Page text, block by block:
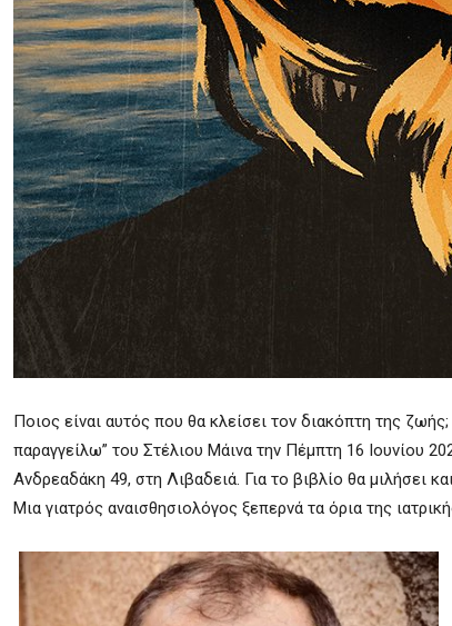
Ποιος είναι αυτός που θα κλείσει τον διακόπτη της
παραγγείλω” του Στέλιου Μάινα την Πέμπτη 16
Ανδρεαδάκη 49, στη Λιβαδειά. Για το βιβλίο θα μιλήσει
Μια γιατρός αναισθησιολόγος ξεπερνά τα όρια της